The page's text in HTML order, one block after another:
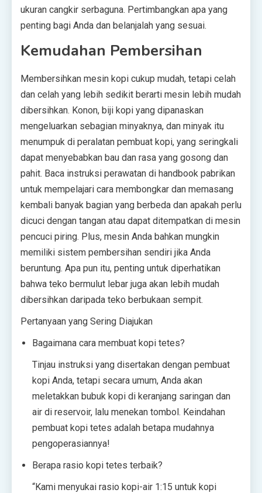
ukuran cangkir serbaguna. Pertimbangkan apa yang
penting bagi Anda dan belanjalah yang sesuai.
Kemudahan Pembersihan
Membersihkan mesin kopi cukup mudah, tetapi celah
dan celah yang lebih sedikit berarti mesin lebih mudah
dibersihkan. Konon, biji kopi yang dipanaskan
mengeluarkan sebagian minyaknya, dan minyak itu
menumpuk di peralatan pembuat kopi, yang seringkali
dapat menyebabkan bau dan rasa yang gosong dan
pahit. Baca instruksi perawatan di handbook pabrikan
untuk mempelajari cara membongkar dan memasang
kembali banyak bagian yang berbeda dan apakah perlu
dicuci dengan tangan atau dapat ditempatkan di mesin
pencuci piring. Plus, mesin Anda bahkan mungkin
memiliki sistem pembersihan sendiri jika Anda
beruntung. Apa pun itu, penting untuk diperhatikan
bahwa teko bermulut lebar juga akan lebih mudah
dibersihkan daripada teko berbukaan sempit.
Pertanyaan yang Sering Diajukan
Bagaimana cara membuat kopi tetes?
Tinjau instruksi yang disertakan dengan pembuat
kopi Anda, tetapi secara umum, Anda akan
meletakkan bubuk kopi di keranjang saringan dan
air di reservoir, lalu menekan tombol. Keindahan
pembuat kopi tetes adalah betapa mudahnya
pengoperasiannya!
Berapa rasio kopi tetes terbaik?
“Kami menyukai rasio kopi-air 1:15 untuk kopi